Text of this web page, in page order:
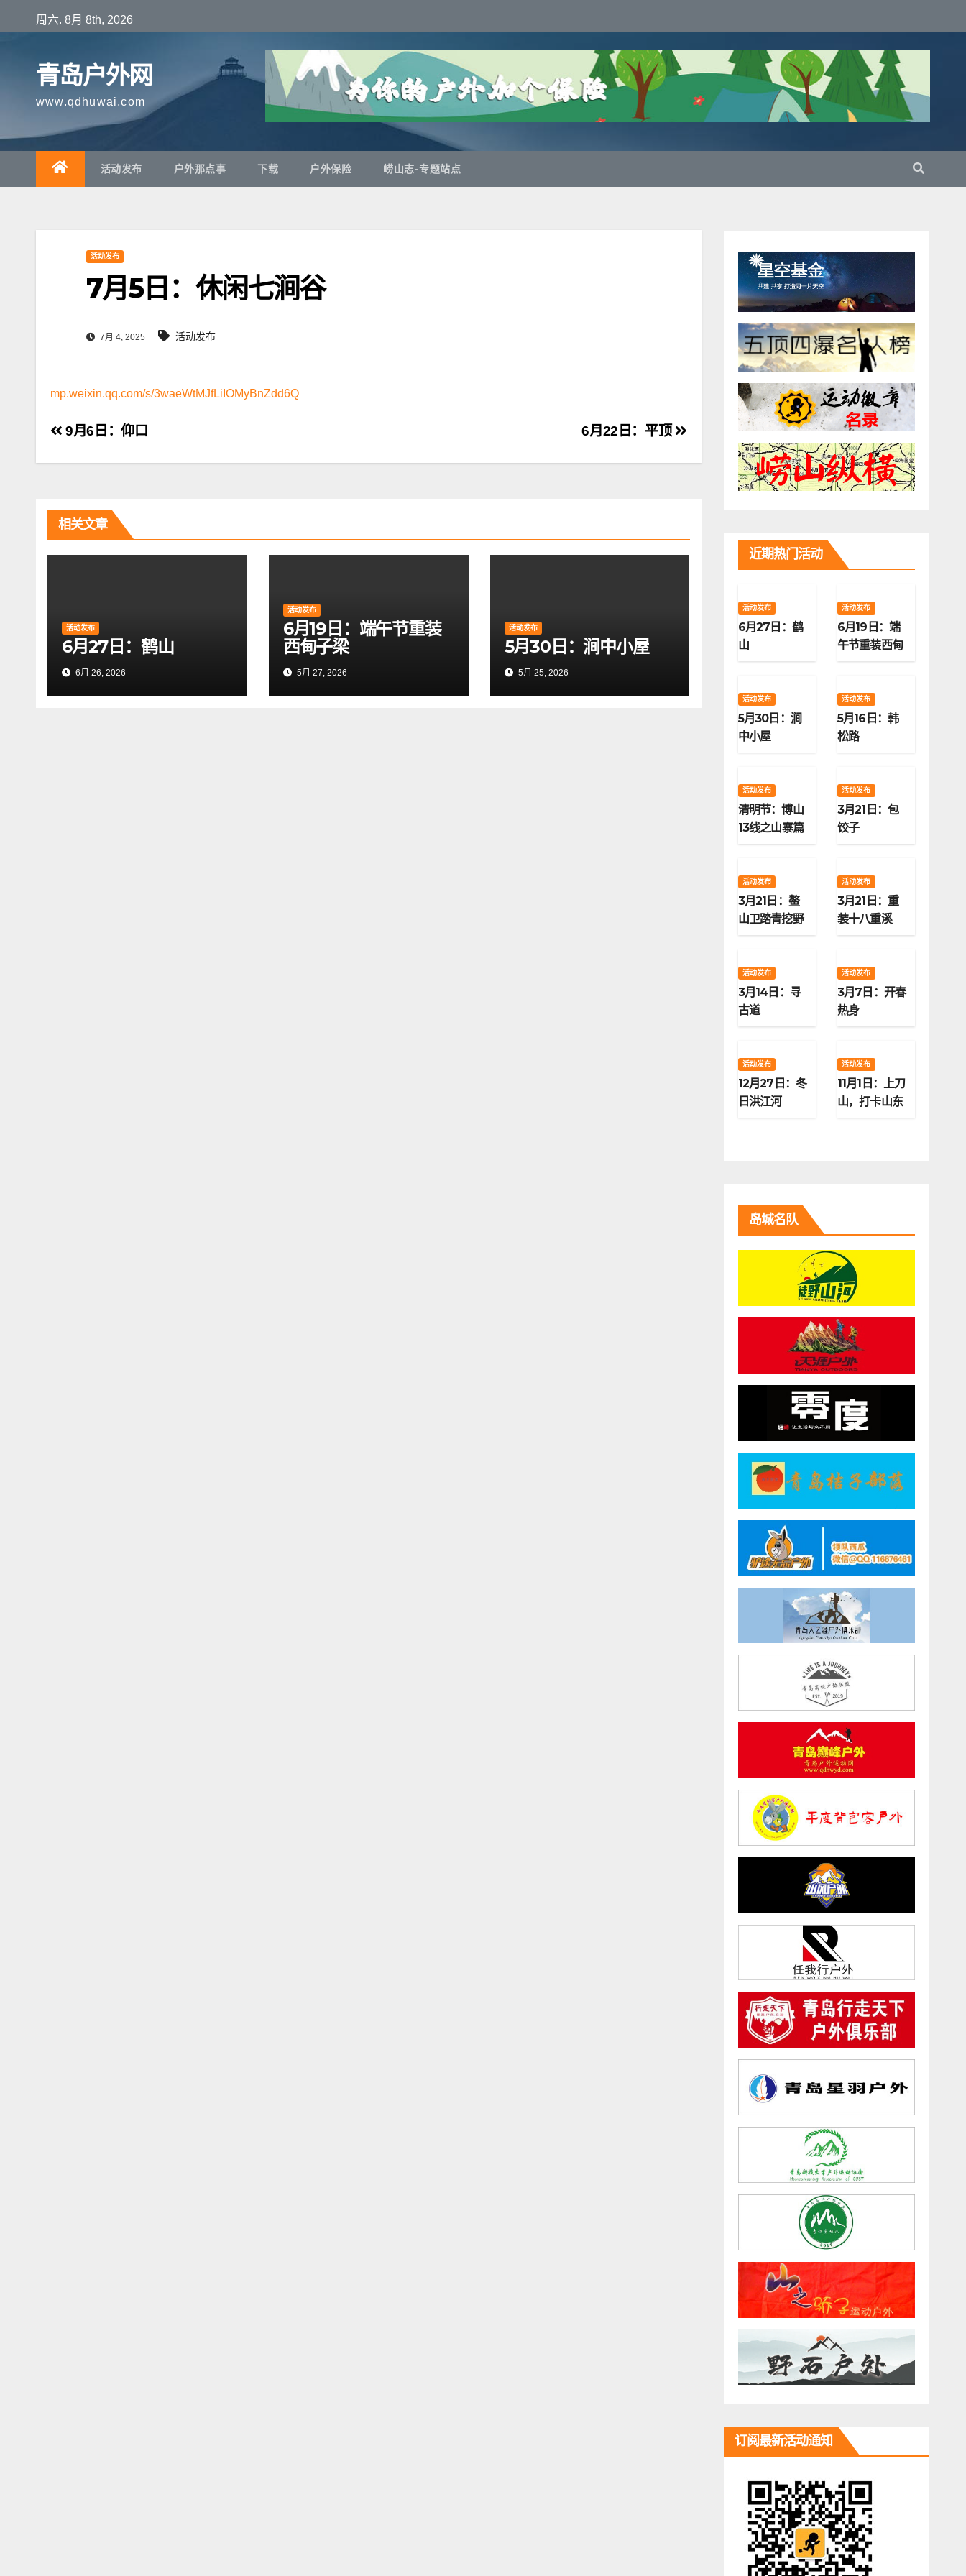
至
周六. 8月 8th, 2026
青岛户外网
www.qdhuwai.com
活动发布 户外那点事 下载 户外保险 崂山志-专题站点
活动发布
7月5日：休闲七涧谷
7月 4, 2025 活动发布
mp.weixin.qq.com/s/3waeWtMJfLiIOMyBnZdd6Q
文
章
航
6月22日：平顶
9月6日：仰口
相关文章
活动发布
6月27日：鹤山
6月 26, 2026
活动发布
6月19日：端午节重装
西甸子梁
5月 27, 2026
活动发布
5月30日：涧中小屋
5月 25, 2026
近期热门活动
活动发布
6月27日：鹤
山
活动发布
6月19日：端
午节重装西甸
活动发布
5月30日：涧
中小屋
活动发布
5月16日：韩
松路
活动发布
清明节：博山
13线之山寨篇
活动发布
3月21日：包
饺子
活动发布
3月21日：鳌
山卫踏青挖野
活动发布
3月21日：重
装十八重溪
活动发布
3月14日：寻
古道
活动发布
3月7日：开春
热身
活动发布
12月27日：冬
日洪江河
活动发布
11月1日：上刀
山，打卡山东
岛城名队
订阅最新活动通知